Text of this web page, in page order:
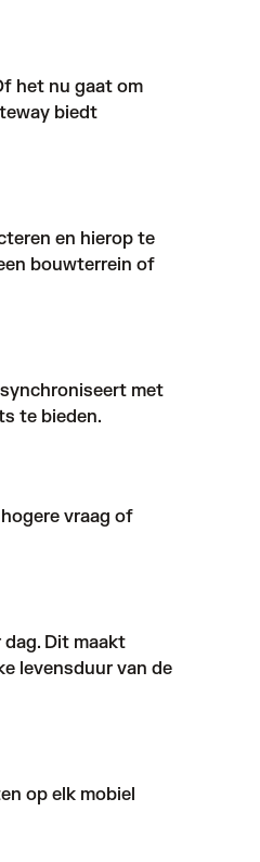
het nu gaat om
biedt
en hierop te
bouwterrein of
met
te bieden.
vraag of
Dit maakt
levensduur van de
op elk mobiel